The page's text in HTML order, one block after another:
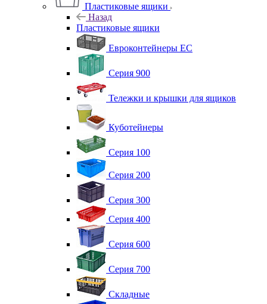
Пластиковые ящики
Назад
Пластиковые ящики
Евроконтейнеры ЕС
Серия 900
Тележки и крышки для ящиков
Куботейнеры
Серия 100
Серия 200
Серия 300
Серия 400
Серия 600
Серия 700
Складные